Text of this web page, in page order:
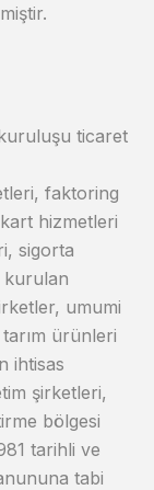
ticaret
faktoring
hizmetleri
sigorta
kurulan
umumi
ürünleri
ihtisas
şirketleri,
bölgesi
tarihli ve
tabi